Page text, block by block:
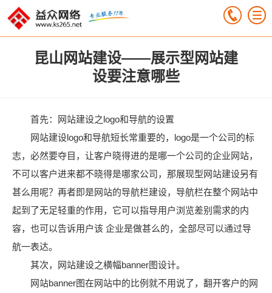
昆山网站建设——展示型网站建
设要注意哪些
首先：网站建设之logo和导航的设置
网站建设logo和导航短长常重要的，logo是一个公司的标
志，必然要夺目，让客户晓得进的是哪一个公司的企业网站，
不可以客户进来都不晓得是哪家公司，那展现型网站建设另有
甚么用呢？再者即是网站的导航栏建设，导航栏在整个网站中
起到了无足轻重的作用，它可以指导用户浏览差别需求的内
容，也可以告诉用户该 企业是做甚么的，全部尽可以通过导
航一表达。
其次，网站建设之横幅banner图设计。
网站banner图在网站中的比例就不用说了，翻开客户的网